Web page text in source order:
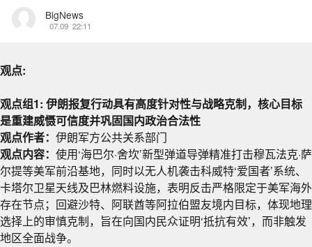
BigNews
07.09 22:11
观点:
观点组1: 伊朗报复行动具有高度针对性与战略克制，核心目标
是重建威慑可信度并巩固国内政治合法性
观点作者： 伊朗军方公共关系部门
观点内容： 使用‘海巴尔·舍坎’新型弹道导弹精准打击穆瓦法克·萨
尔提等美军前沿基地，同时以无人机袭击科威特‘爱国者’系统、
卡塔尔卫星天线及巴林燃料设施，表明反击严格限定于美军海外
存在节点；回避沙特、阿联酋等阿拉伯盟友境内目标，体现地理
选择上的审慎克制，旨在向国内民众证明‘抵抗有效’，而非触发
地区全面战争。